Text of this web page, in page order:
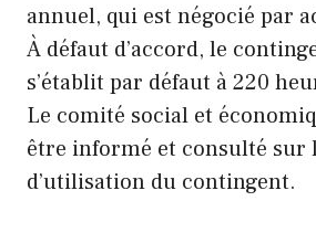
annuel, qui est négocié par
À défaut d’accord, le
s’établit par défaut à 220
Le comité social et
être informé et consulté sur
d’utilisation du contingent.